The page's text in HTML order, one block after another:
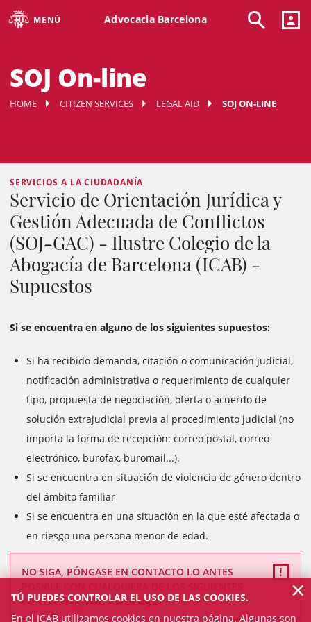
MENÚ Advocacia Barcelona
SOJ On-line
HOME CITIZEN SERVICES LEGAL AID SOJ ON-LINE
SERVICIOS A LA CIUDADANÍA
Servicio de Orientación Jurídica y
Gestión Adecuada de Conflictos
(SOJ-GAC) - Ilustre Colegio de la
Abogacía de Barcelona (ICAB) -
Supuestos
Si se encuentra en alguno de los siguientes supuestos:
Si ha recibido demanda, citación o comunicación judicial,
notificación administrativa o requerimiento de cualquier
tipo, propuesta de negociación, oferta o acuerdo de
solución extrajudicial previa al procedimiento judicial (no
importa la forma de recepción: correo postal, correo
electrónico, burofax, buromail...).
Si se encuentra en situación de violencia de género dentro
del ámbito familiar
Si se encuentra en una situación en la que esté afectada o
en riesgo una persona menor de edad.
NO SIGA, PÓNGASE EN CONTACTO LO ANTES
PUNTOS SOJ-GAC.Pulse aquí
TÚ PUEDES CONTROLAR EL USO DE LAS COOKIES.
En el ICAB utilizamos cookies en nuestra página. Algunas son
×